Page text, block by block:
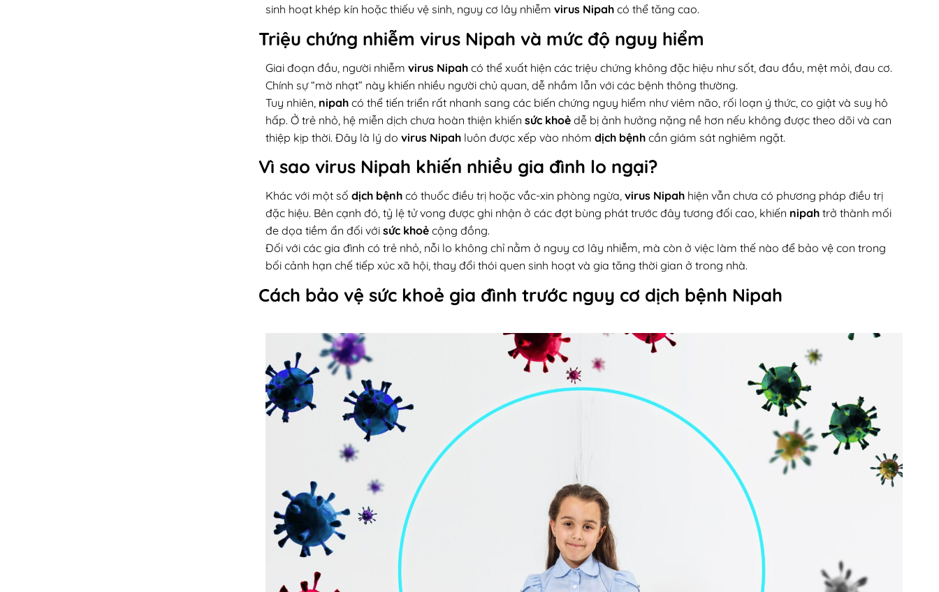
sinh hoạt khép kín hoặc thiếu vệ sinh, nguy cơ lây nhiễm virus Nipahcó thể tăng cao.
Triệu chứng nhiễm virus Nipah và mức độ nguy hiểm
Giai đoạn đầu, người nhiễm virus Nipahcó thể xuất hiện các triệu chứng không đặc hiệu như sốt, đau đầu, mệt mỏi, đau cơ.
Chính sự “mờ nhạt” này khiến nhiều người chủ quan, dễ nhầm lẫn với các bệnh thông thường.
Tuy nhiên, nipahcó thể tiến triển rất nhanh sang các biến chứng nguy hiểm như viêm não, rối loạn ý thức, co giật và suy hô
hấp. Ở trẻ nhỏ, hệ miễn dịch chưa hoàn thiện khiến sức khoẻdễ bị ảnh hưởng nặng nề hơn nếu không được theo dõi và can
thiệp kịp thời. Đây là lý do virus Nipahluôn được xếp vào nhóm dịch bệnhcần giám sát nghiêm ngặt.
Vì sao virus Nipah khiến nhiều gia đình lo ngại?
Khác với một số dịch bệnhcó thuốc điều trị hoặc vắc-xin phòng ngừa, virus Nipahhiện vẫn chưa có phương pháp điều trị
đặc hiệu. Bên cạnh đó, tỷ lệ tử vong được ghi nhận ở các đợt bùng phát trước đây tương đối cao, khiến nipahtrở thành mối
đe dọa tiềm ẩn đối với sức khoẻcộng đồng.
Đối với các gia đình có trẻ nhỏ, nỗi lo không chỉ nằm ở nguy cơ lây nhiễm, mà còn ở việc làm thế nào để bảo vệ con trong
bối cảnh hạn chế tiếp xúc xã hội, thay đổi thói quen sinh hoạt và gia tăng thời gian ở trong nhà.
Cách bảo vệ sức khoẻ gia đình trước nguy cơ dịch bệnh Nipah